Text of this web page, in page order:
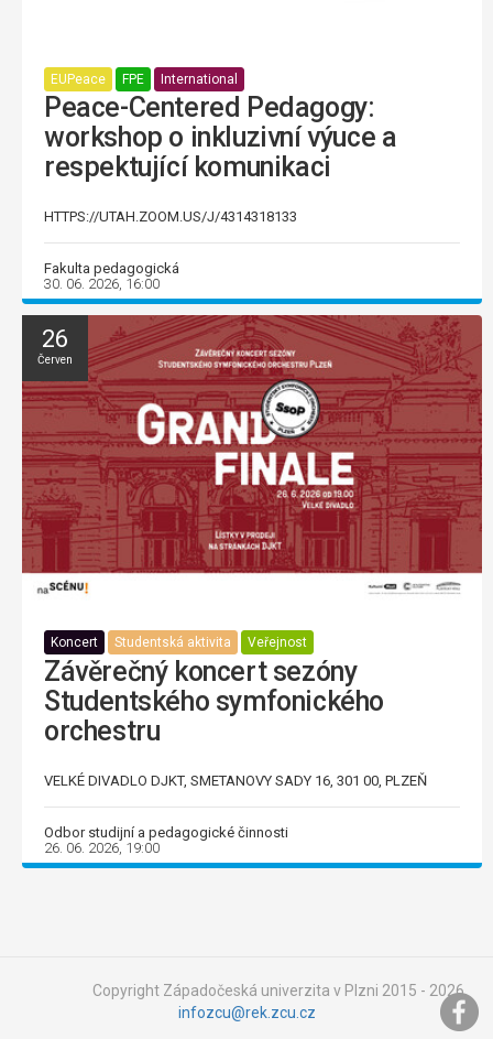
EUPeace FPE International
Peace-Centered Pedagogy:
workshop o inkluzivní výuce a
respektující komunikaci
HTTPS://UTAH.ZOOM.US/J/4314318133
Fakulta pedagogická
30. 06. 2026, 16:00
26
Červen
Koncert Studentská aktivita Veřejnost
Závěrečný koncert sezóny
Studentského symfonického
orchestru
VELKÉ DIVADLO DJKT, SMETANOVY SADY 16, 301 00, PLZEŇ
Odbor studijní a pedagogické činnosti
26. 06. 2026, 19:00
Copyright Západočeská univerzita v Plzni 2015 - 2026,
infozcu@rek.zcu.cz